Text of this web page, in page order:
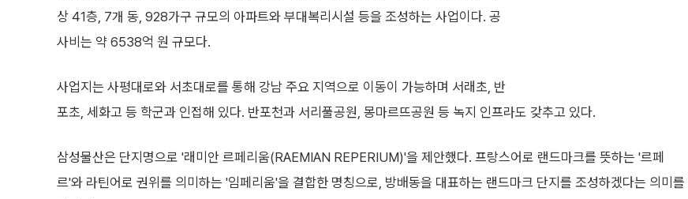
상 41층, 7개 동, 928가구 규모의 아파트와 부대복리시설 등을 조성하는 사업이다. 공
사비는 약 6538억 원 규모다.
사업지는 사평대로와 서초대로를 통해 강남 주요 지역으로 이동이 가능하며 서래초, 반
포초, 세화고 등 학군과 인접해 있다. 반포천과 서리풀공원, 몽마르뜨공원 등 녹지 인프라도 갖추고 있다.
삼성물산은 단지명으로 '래미안 르페리움(RAEMIAN REPERIUM)'을 제안했다. 프랑스어로 랜드마크를 뜻하는 '르페
르'와 라틴어로 권위를 의미하는 '임페리움'을 결합한 명칭으로, 방배동을 대표하는 랜드마크 단지를 조성하겠다는 의미를